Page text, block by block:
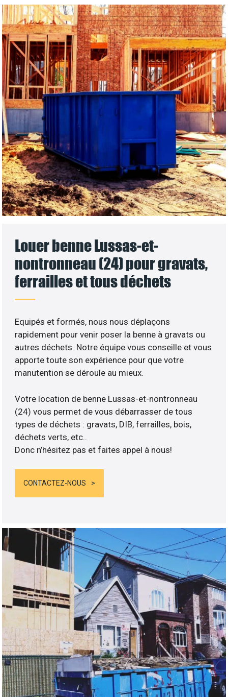
Louer benne Lussas-et-
nontronneau (24) pour gravats,
ferrailles et tous déchets
Equipés et formés, nous nous déplaçons
rapidement pour venir poser la benne à gravats ou
autres déchets. Notre équipe vous conseille et vous
apporte toute son expérience pour que votre
manutention se déroule au mieux.
Votre location de benne Lussas-et-nontronneau
(24) vous permet de vous débarrasser de tous
types de déchets : gravats, DIB, ferrailles, bois,
déchets verts, etc..
Donc n’hésitez pas et faites appel à nous!
CONTACTEZ-NOUS